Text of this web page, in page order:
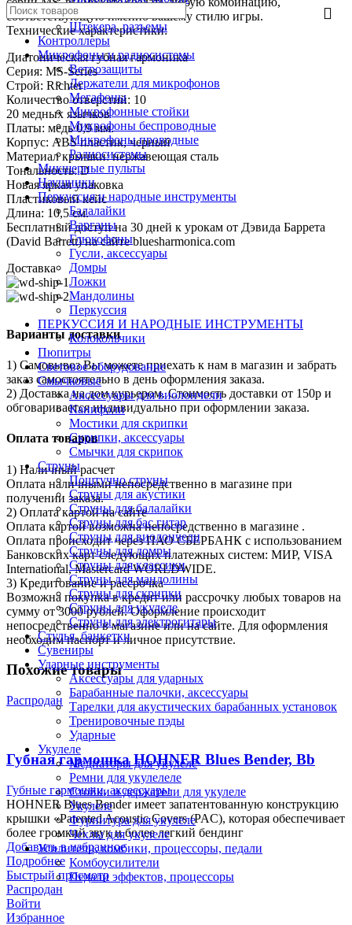
Переходники
Штекера, разъемы
Контроллеры
Микрофоны и радиосистемы
Ветрозащиты
Держатели для микрофонов
Мегафоны
Микрофонные стойки
Микрофоны беспроводные
Микрофоны проводные
Радиосистемы
Микшерные пульты
Наушники
Перкуссия и народные инструменты
Балалайки
Варганы
Глюкофоны
Гусли, аксессуары
Домры
Ложки
Мандолины
Перкуссия
ПЕРКУССИЯ И НАРОДНЫЕ ИНСТРУМЕНТЫ
Колокольчики
Пюпитры
Световое оборудование
Смычковые
Аксессуары для виолончели
Канифоли
Мостики для скрипки
Скрипки, аксессуары
Смычки для скрипок
Струны
Поштучно струны
Струны для акустики
Струны для балалайки
Струны для бас гитар
Струны для виолончели
Струны для домры
Струны для классики
Струны для мандолины
Струны для скрипки
Струны для укулеле
Струны для электрогитары
Стулья, банкетки
Сувениры
Ударные инструменты
Аксессуары для ударных
Барабанные палочки, аксессуары
Тарелки для акустических барабанных установок
Тренировочные пэды
Ударные
Укулеле
Медиаторы для укулеле
Ремни для укулелеле
Стойки и держатели для укулеле
Укулеле
Фурнитура для укулеле
Чехлы для укулеле
Усилители, комбики, процессоры, педали
Комбоусилители
Педали эффектов, процессоры
Войти
Избранное
соответствующую именно вашему стилю игры.
Технические характеристики:
Диатоническая губная гармоника
Серия: MS-Series
Строй: Richter
Количество отверстий: 10
20 медных язычков
Платы: медь 0,9 мм.
Корпус: ABS пластик, черный
Материал крышки: нержавеющая сталь
Тональность: D
Новая яркая упаковка
Пластиковый кейс
Длина: 10,5 см.
Бесплатный доступ на 30 дней к урокам от Дэвида Баррета
(David Barrett) на сайте bluesharmonica.com
Доставка
Варианты доставки
1) Самовывоз Вы можете приехать к нам в магазин и забрать
заказ самостоятельно в день оформления заказа.
2) Доставка на дом курьером. Стоимость доставки от 150р и
обговаривается индивидуально при оформлении заказа.
Оплата товаров
1) Наличный расчет
Оплата наличными непосредственно в магазине при
получении заказа.
2) Оплата картой на сайте
Оплата картой возможна непосредственно в магазине .
Оплата происходит через ПАО СБЕРБАНК с использованием
Банковских карт следующих платежных систем: МИР, VISA
International, Mastercard WORLDWIDE.
3) Кредитование и рассрочка
Возможна покупка в кредит или рассрочку любых товаров на
сумму от 3000 рублей. Оформление происходит
непосредственно в магазине или на сайте. Для оформления
необходим паспорт и личное присутствие.
Похожие товары
Распродан
Губная гармошка HOHNER Blues Bender, Bb
Губные гармошки, аксессуары
HOHNER Blues Bender имеет запатентованную конструкцию
крышки «Patented Acoustic Covers (PAC), которая обеспечивает
более громкий звук и более легкий бендинг
Добавить в избранное
Подробнее
Быстрый просмотр
Распродан